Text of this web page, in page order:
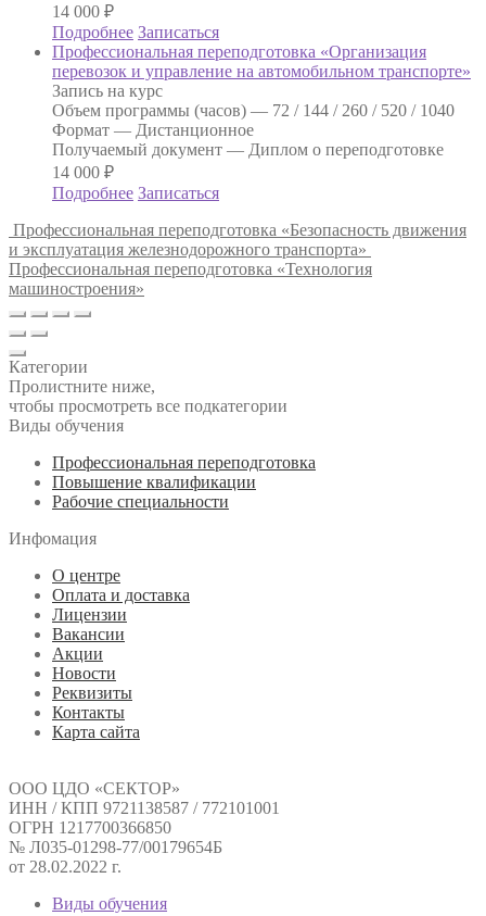
14 000 ₽
Подробнее Записаться
Профессиональная переподготовка «Организация
перевозок и управление на автомобильном транспорте»
Запись на курс
Объем программы (часов) — 72 / 144 / 260 / 520 / 1040
Формат — Дистанционное
Получаемый документ — Диплом о переподготовке
14 000 ₽
Подробнее Записаться
Профессиональная переподготовка «Безопасность движения
и эксплуатация железнодорожного транспорта»
Профессиональная переподготовка «Технология
машиностроения»
Категории
Пролистните ниже,
чтобы просмотреть все подкатегории
Виды обучения
Профессиональная переподготовка
Повышение квалификации
Рабочие специальности
Инфомация
О центре
Оплата и доставка
Лицензии
Вакансии
Акции
Новости
Реквизиты
Контакты
Карта сайта
ООО ЦДО «СЕКТОР»
ИНН / КПП 9721138587 / 772101001
ОГРН 1217700366850
№ Л035-01298-77/00179654Б
от 28.02.2022 г.
Виды обучения